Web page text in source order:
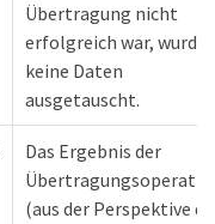
Übertragung nicht
erfolgreich war,
keine Daten
ausgetauscht.
Das Ergebnis der
(aus der Perspektive